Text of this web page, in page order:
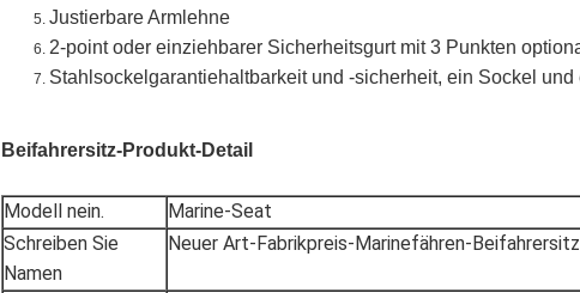
Justierbare Armlehne
2-point oder einziehbarer Sicherheitsgurt mit 3 Punkten
Stahlsockelgarantiehaltbarkeit und -sicherheit, ein Sockel
Beifahrersitz-Produkt-Detail
Modell nein.
Marine-Seat
Schreiben Sie
Namen
Neuer Art-Fabrikpreis-Marinefähren-Beifahrersitz